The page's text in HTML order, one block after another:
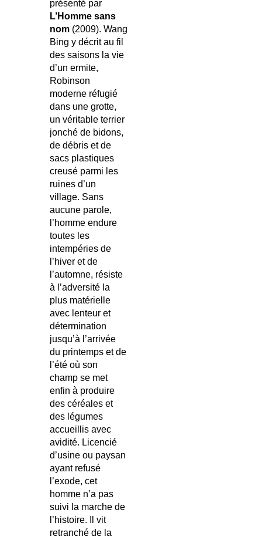
présenté par
L’Homme sans
nom (2009). Wang
Bing y décrit au fil
des saisons la vie
d’un ermite,
Robinson
moderne réfugié
dans une grotte,
un véritable terrier
jonché de bidons,
de débris et de
sacs plastiques
creusé parmi les
ruines d’un
village. Sans
aucune parole,
l’homme endure
toutes les
intempéries de
l’hiver et de
l’automne, résiste
à l’adversité la
plus matérielle
avec lenteur et
détermination
jusqu’à l’arrivée
du printemps et de
l’été où son
champ se met
enfin à produire
des céréales et
des légumes
accueillis avec
avidité. Licencié
d’usine ou paysan
ayant refusé
l’exode, cet
homme n’a pas
suivi la marche de
l’histoire. Il vit
retranché de la